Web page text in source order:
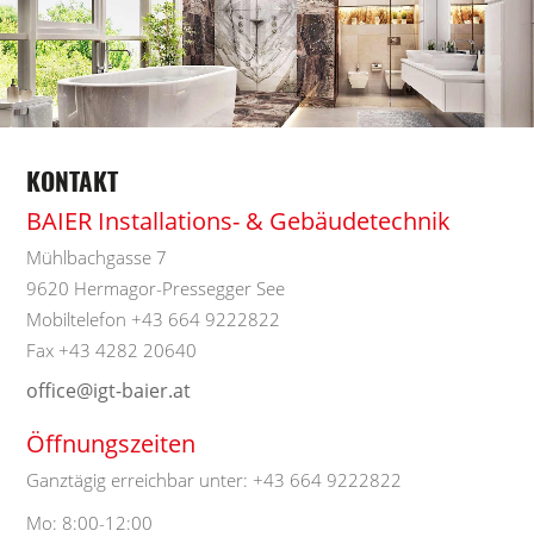
KONTAKT
BAIER Installations- & Gebäudetechnik
Mühlbachgasse 7
9620 Hermagor-Pressegger See
Mobiltelefon +43 664 9222822
Fax +43 4282 20640
office@igt-baier.at
Öffnungszeiten
Ganztägig erreichbar unter: +43 664 9222822
Mo: 8:00-12:00